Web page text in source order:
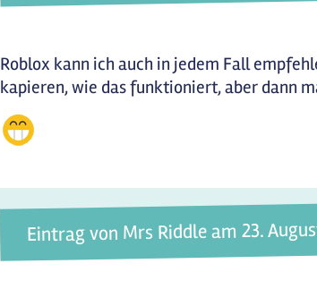
Roblox kann ich auch in jedem Fall
kapieren, wie das funktioniert, aber dann
Eintrag von Mrs Riddle am 23.